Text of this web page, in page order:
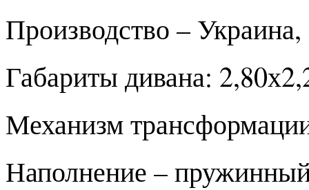
Производство –
Габариты дивана:
Механизм
Наполнение –